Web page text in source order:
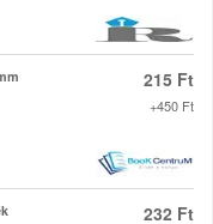
215 Ft
+450 Ft
232 Ft